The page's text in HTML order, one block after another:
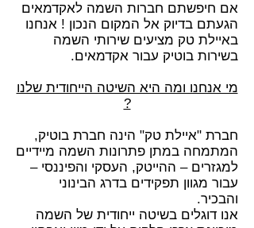
אם חיפשתם חברות השמה לאקדמאים
הגעתם בדיוק אל המקום הנכון ! אנחנו
באיילת טק מציעים שירותי השמה
בשירות בוטיק עבור אקדמאים.
מי אנחנו ומה היא השיטה הייחודית שלנו
?
חברת "איילת טק" הינה חברת בוטיק,
המתמחה במתן פתרונות השמה מיידיים
למגזרים – ההייטק, העסקי והפיננסי –
עבור מגוון תפקידים בדרג הבינוני
והבכיר.
אנו דוגלים בשיטה ייחודית של השמה